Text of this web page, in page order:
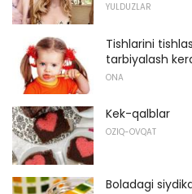
YULDUZLAR
Tishlarini
tarbiyalash
ONA
Kek-qalblar
OZIQ-OVQAT
Boladagi